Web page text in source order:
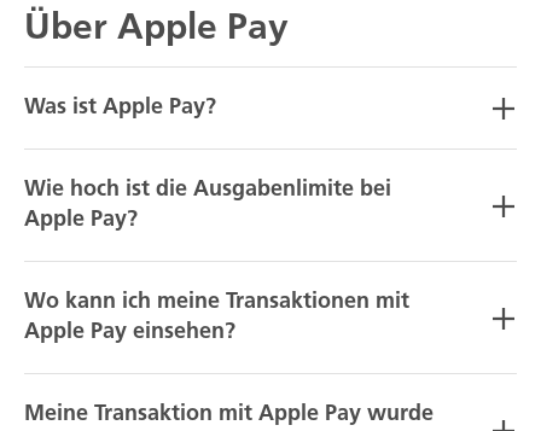
Über Apple Pay
Was ist Apple Pay?
Wie hoch ist die Ausgabenlimite bei
Apple Pay?
Wo kann ich meine Transaktionen mit
Apple Pay einsehen?
Meine Transaktion mit Apple Pay wurde